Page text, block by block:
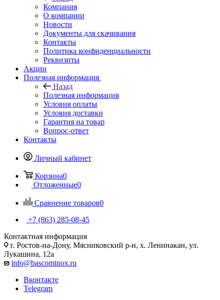
Компания
О компании
Новости
Документы для скачивания
Контакты
Политика конфиденциальности
Реквизиты
Акции
Полезная информация
Назад
Полезная информация
Условия оплаты
Условия доставки
Гарантия на товар
Вопрос-ответ
Контакты
Личный кабинет
Корзина0
Отложенные0
Сравнение товаров0
+7 (863) 285-08-45
Контактная информация
г. Ростов-на-Дону, Мясниковский р-н, х. Ленинакан, ул.
Лукашина, 12а
info@bascominox.ru
Вконтакте
Telegram